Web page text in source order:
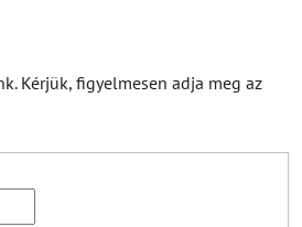
Kérjük, figyelmesen adja meg az